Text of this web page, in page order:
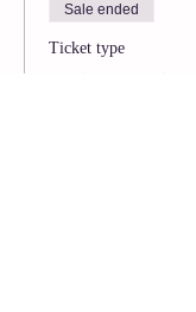
Sale ended
Ticket type